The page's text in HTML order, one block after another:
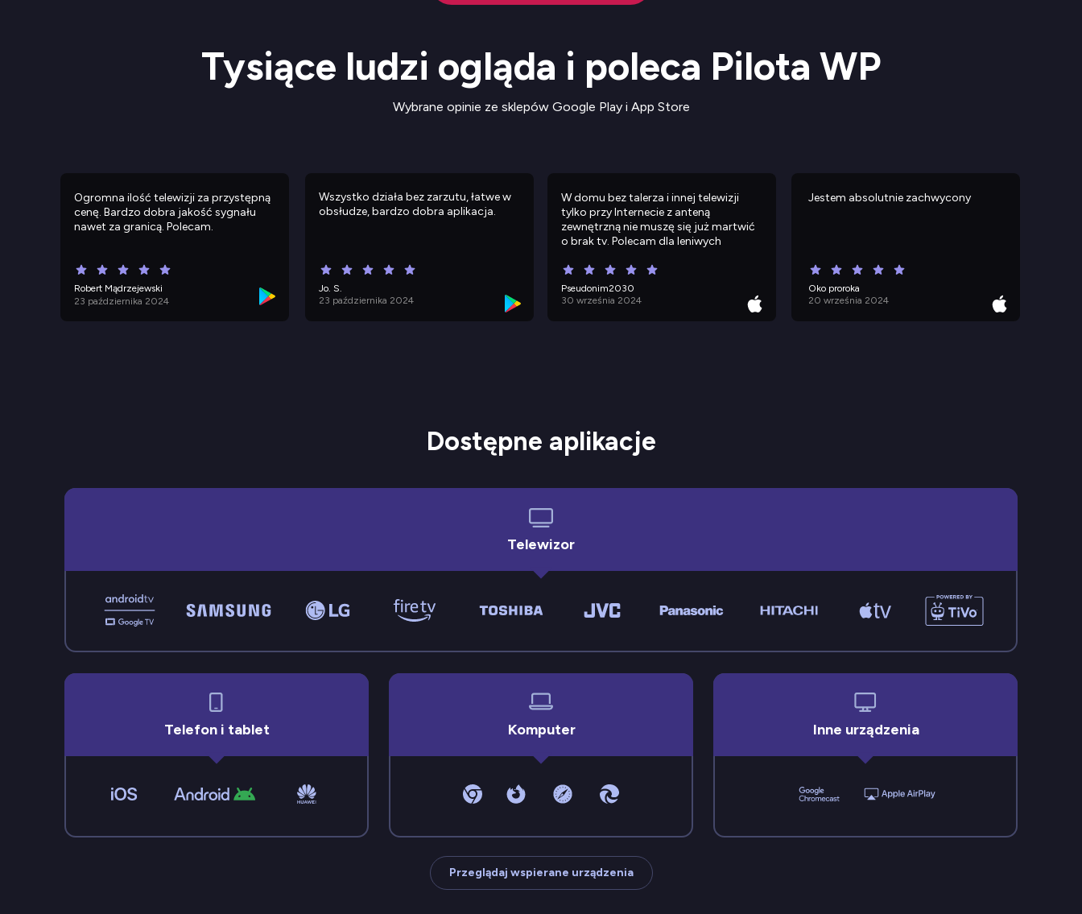
Tysiące ludzi ogląda i poleca Pilota WP
Wybrane opinie ze sklepów Google Play i App Store
Ogromna ilość telewizji za przystępną
cenę. Bardzo dobra jakość sygnału
nawet za granicą. Polecam.
Robert Mądrzejewski
23 października 2024
Wszystko działa bez zarzutu, łatwe w
obsłudze, bardzo dobra aplikacja.
Jo. S.
23 października 2024
W domu bez talerza i innej telewizji
tylko przy Internecie z anteną
zewnętrzną nie muszę się już martwić
o brak tv. Polecam dla leniwych
Pseudonim2030
30 września 2024
Jestem absolutnie zachwycony
Oko proroka
20 września 2024
Dostępne aplikacje
Telewizor
Telefon i tablet Komputer Inne urządzenia
Przeglądaj wspierane urządzenia